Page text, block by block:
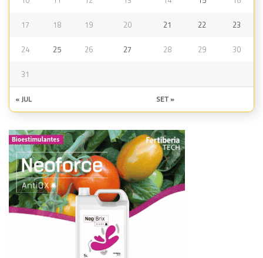
17 18 19 20 21 22 23
24 25 26 27 28 29 30
31
« JUL SET »